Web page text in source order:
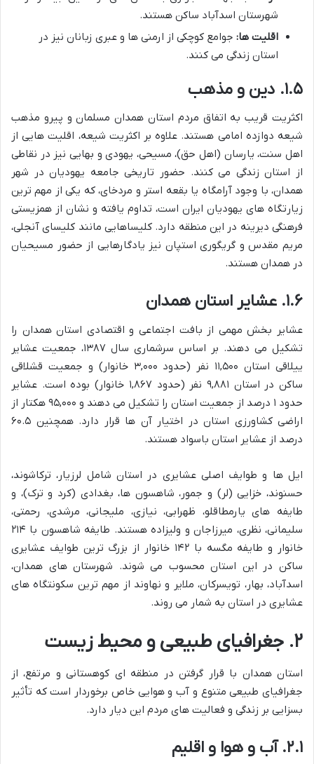
شهرستان اسدآباد ساکن هستند.
اقلیت ها: جوامع کوچکی از ارمنی ها و عبری زبانان نیز در
استان زندگی می کنند.
۱.۵. دین و مذهب
اکثریت قریب به اتفاق مردم استان همدان مسلمان و پیرو مذهب
شیعه دوازده امامی هستند. علاوه بر اکثریت شیعه، اقلیت هایی از
اهل سنت، یارسان (اهل حق)، مسیحی، یهودی و بهایی نیز در نقاطی
از استان زندگی می کنند. حضور تاریخی جامعه یهودیان در شهر
همدان، با وجود آرامگاه یا بقعه استر و مردخای، که یکی از مهم ترین
زیارتگاه های یهودیان ایران است، تداوم یافته و نشان از همزیستی
فرهنگی دیرینه در این منطقه دارد. کلیساهایی مانند کلیسای آنجلی،
مریم مقدس و گریگوری استپان نیز یادگارهایی از حضور مسیحیان
در همدان هستند.
۱.۶. عشایر استان همدان
عشایر بخش مهمی از بافت اجتماعی و اقتصادی استان همدان را
تشکیل می دهند. بر اساس سرشماری سال ۱۳۸۷، جمعیت عشایر
ییلاقی استان ۱۱,۵۰۰ نفر (حدود ۳,۰۰۰ خانوار) و جمعیت قشلاقی
ساکن در استان ۹,۸۸۱ نفر (حدود ۱,۸۶۷ خانوار) بوده است. عشایر
حدود ۱ درصد از جمعیت استان را تشکیل می دهند و ۹۵,۰۰۰ هکتار از
اراضی کشاورزی استان در اختیار آن ها قرار دارد. همچنین ۶۰.۵
درصد از عشایر استان باسواد هستند.
ایل ها و طوایف اصلی عشایری در استان شامل لرزیار، ترکاشوند،
حسنوند، خزایی (لر) و جمور، شاهسون ها، بغدادی (کرد و ترک)، و
طایفه های یارمطاقلو، ظهرابی، نیازی، ملیجانی، مرشدی، رحمتی،
سلیمانی، نظری، میرزاجان و ولیزاده هستند. طایفه شاهسون با ۲۱۴
خانوار و طایفه مگسه با ۱۴۲ خانوار از بزرگ ترین طوایف عشایری
ساکن در این استان محسوب می شوند. شهرستان های همدان،
اسدآباد، بهار، تویسرکان، ملایر و نهاوند از مهم ترین سکونتگاه های
عشایری در استان به شمار می روند.
۲. جغرافیای طبیعی و محیط زیست
استان همدان با قرار گرفتن در منطقه ای کوهستانی و مرتفع، از
جغرافیای طبیعی متنوع و آب و هوایی خاص برخوردار است که تأثیر
بسزایی بر زندگی و فعالیت های مردم این دیار دارد.
۲.۱. آب و هوا و اقلیم